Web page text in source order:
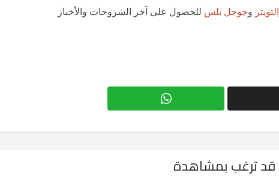
التويتر وجوجل بلس للحصول على آخر الشروحات والأخبار
قد ترغب بمشاهدة